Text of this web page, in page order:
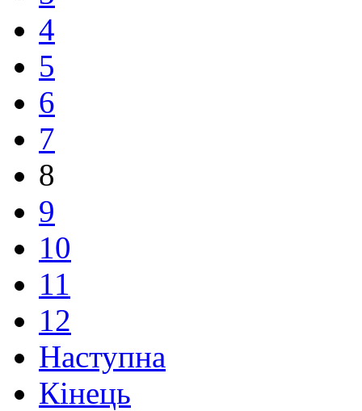
4
5
6
7
8
9
10
11
12
Наступна
Кінець